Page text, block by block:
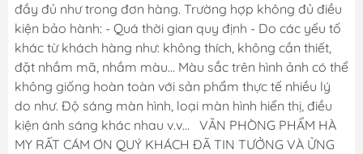
đầy đủ như trong đơn hàng. Trường hợp không đủ điều
kiện bảo hành: - Quá thời gian quy định - Do các yếu tố
khác từ khách hàng như: không thích, không cần thiết,
đặt nhầm mã, nhầm màu... Màu sắc trên hình ảnh có thể
không giống hoàn toàn với sản phẩm thực tế nhiều lý
do như. Độ sáng màn hình, loại màn hình hiển thị, điều
kiện ánh sáng khác nhau v.v... VĂN PHÒNG PHẨM HÀ
MY RẤT CÁM ƠN QUÝ KHÁCH ĐÃ TIN TƯỞNG VÀ ỬNG